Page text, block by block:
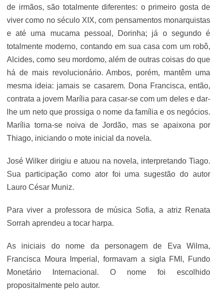
de irmãos, são totalmente diferentes: o primeiro gosta de
viver como no século XIX, com pensamentos monarquistas
e até uma mucama pessoal, Dorinha; já o segundo é
totalmente moderno, contando em sua casa com um robô,
Alcides, como seu mordomo, além de outras coisas do que
há de mais revolucionário. Ambos, porém, mantêm uma
mesma ideia: jamais se casarem. Dona Francisca, então,
contrata a jovem Marília para casar-se com um deles e dar-
lhe um neto que prossiga o nome da família e os negócios.
Marília torna-se noiva de Jordão, mas se apaixona por
Thiago, iniciando o mote inicial da novela.
José Wilker dirigiu e atuou na novela, interpretando Tiago.
Sua participação como ator foi uma sugestão do autor
Lauro César Muniz.
Para viver a professora de música Sofia, a atriz Renata
Sorrah aprendeu a tocar harpa.
As iniciais do nome da personagem de Eva Wilma,
Francisca Moura Imperial, formavam a sigla FMI, Fundo
Monetário Internacional. O nome foi escolhido
propositalmente pelo autor.